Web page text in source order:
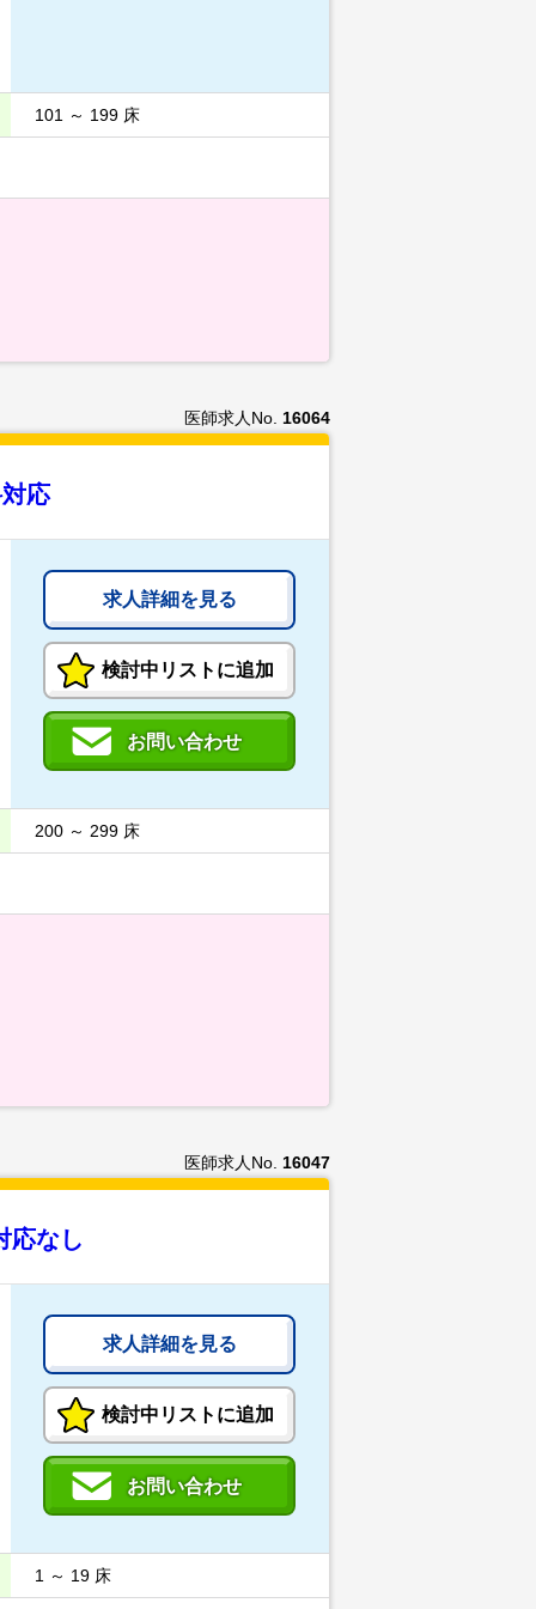
101 ～ 199 床
医師求人No. 16064
応
求人詳細を見る
検討中リストに追加
お問い合わせ
200 ～ 299 床
医師求人No. 16047
応なし
求人詳細を見る
検討中リストに追加
お問い合わせ
1 ～ 19 床